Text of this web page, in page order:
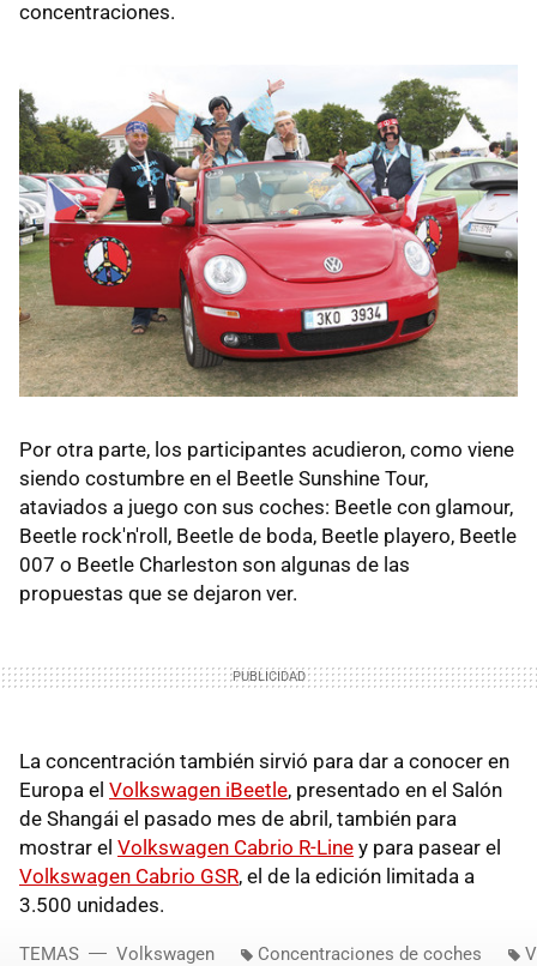
concentraciones.
Por otra parte, los participantes acudieron, como viene
siendo costumbre en el Beetle Sunshine Tour,
ataviados a juego con sus coches: Beetle con glamour,
Beetle rock'n'roll, Beetle de boda, Beetle playero, Beetle
007 o Beetle Charleston son algunas de las
propuestas que se dejaron ver.
La concentración también sirvió para dar a conocer en
Europa el Volkswagen iBeetle, presentado en el Salón
de Shangái el pasado mes de abril, también para
mostrar el Volkswagen Cabrio R-Line y para pasear el
Volkswagen Cabrio GSR, el de la edición limitada a
3.500 unidades.
TEMAS Volkswagen Concentraciones de coches